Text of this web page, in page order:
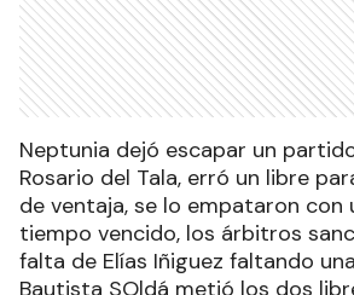
Neptunia dejó escapar un
Rosario del Tala, erró un libre
de ventaja, se lo empataron con
tiempo vencido, los árbitros
falta de Elías Iñiguez faltando
Bautista SOldá metió los dos